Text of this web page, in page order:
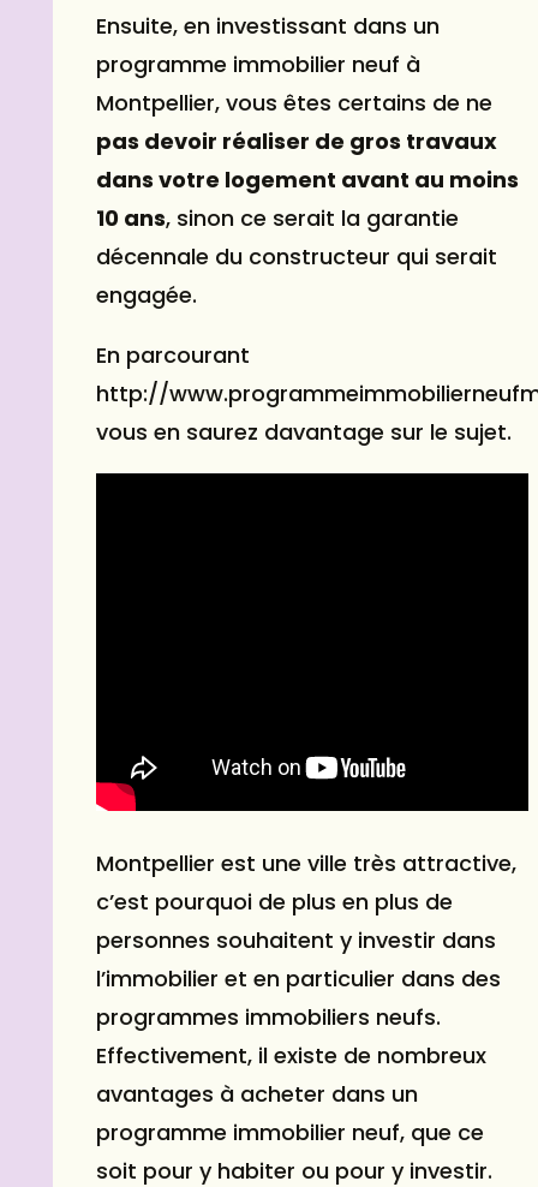
Ensuite, en investissant dans un
programme immobilier neuf à
Montpellier, vous êtes certains de ne
pas devoir réaliser de gros travaux
dans votre logement avant au moins
10 ans, sinon ce serait la garantie
décennale du constructeur qui serait
engagée.
En parcourant
http://
vous en saurez davantage sur le sujet.
Montpellier est une ville très attractive,
c’est pourquoi de plus en plus de
personnes souhaitent y investir dans
l’immobilier et en particulier dans des
programmes immobiliers neufs.
Effectivement, il existe de nombreux
avantages à acheter dans un
programme immobilier neuf, que ce
soit pour y habiter ou pour y investir.